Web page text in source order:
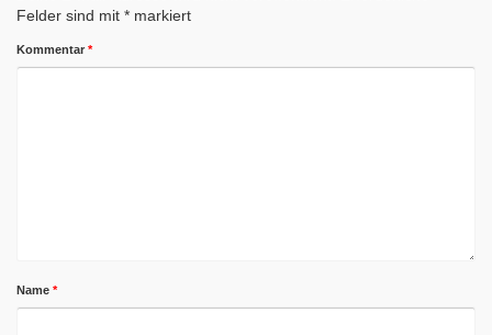
Felder sind mit * markiert
Kommentar *
Name *